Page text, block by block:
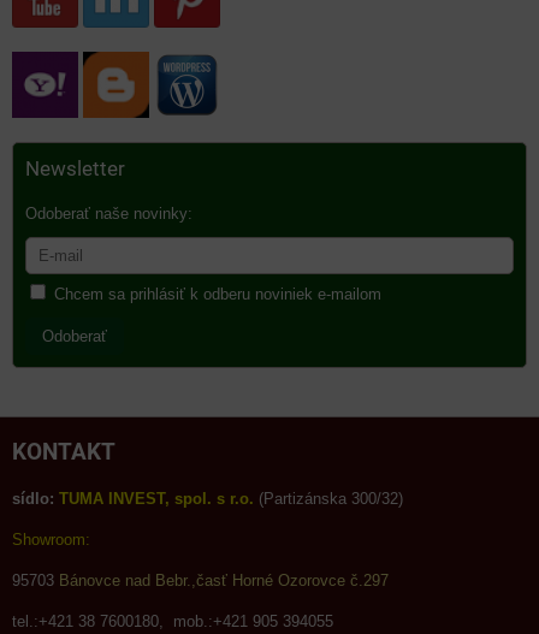
Newsletter
Odoberať naše novinky:
Chcem sa prihlásiť k odberu noviniek e-mailom
Odoberať
KONTAKT
sídlo: TUMA INVEST, spol. s r.o. (Partizánska 300/32)
Showroom:
95703 Bánovce nad Bebr.,časť Horné Ozorovce č.297
tel.:+421 38 7600180, mob.:+421 905 394055